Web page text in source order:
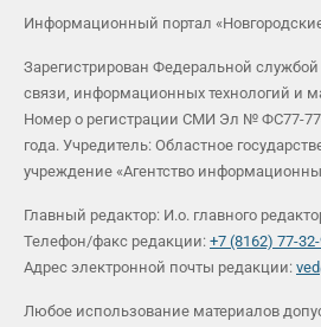
Информационный портал
Зарегистрирован Федеральной
связи, информационных технологий и
Номер о регистрации СМИ Эл № ФС77-
года. Учредитель: Областное
учреждение «Агентство
Главный редактор: И.о. главного
Телефон/факс редакции: +7 (8162) 77-
Адрес электронной почты редакции:
Любое использование материалов